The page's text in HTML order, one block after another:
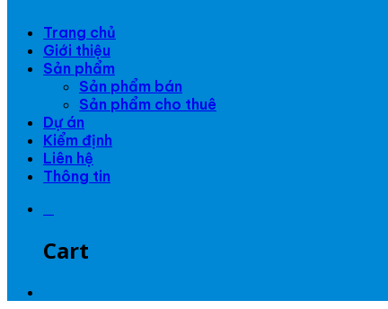
Trang chủ
Giới thiệu
Sản phẩm
Sản phẩm bán
Sản phẩm cho thuê
Dự án
Kiểm định
Liên hệ
Thông tin
Cart